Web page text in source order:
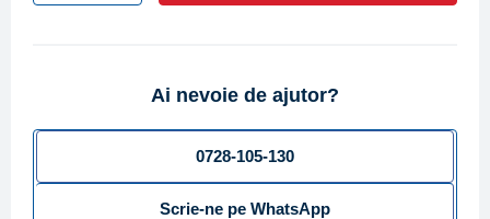
50
130/16,
Ai nevoie de ajutor?
0728-105-130
Scrie-ne pe WhatsApp